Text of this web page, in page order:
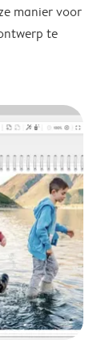
manier voor
te